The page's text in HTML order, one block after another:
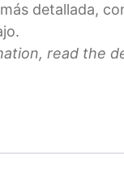
detallada,
read the